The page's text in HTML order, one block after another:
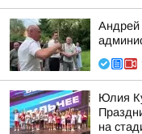
Андрей
Юлия
на